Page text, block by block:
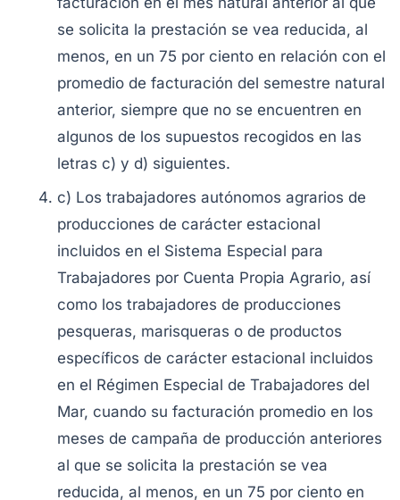
se solicita la prestación se vea reducida, al
menos, en un 75 por ciento en relación con el
promedio de facturación del semestre natural
anterior, siempre que no se encuentren en
algunos de los supuestos recogidos en las
letras c) y d) siguientes.
c) Los trabajadores autónomos agrarios de
producciones de carácter estacional
incluidos en el Sistema Especial para
Trabajadores por Cuenta Propia Agrario, así
como los trabajadores de producciones
pesqueras, marisqueras o de productos
específicos de carácter estacional incluidos
en el Régimen Especial de Trabajadores del
Mar, cuando su facturación promedio en los
meses de campaña de producción anteriores
al que se solicita la prestación se vea
reducida, al menos, en un 75 por ciento en